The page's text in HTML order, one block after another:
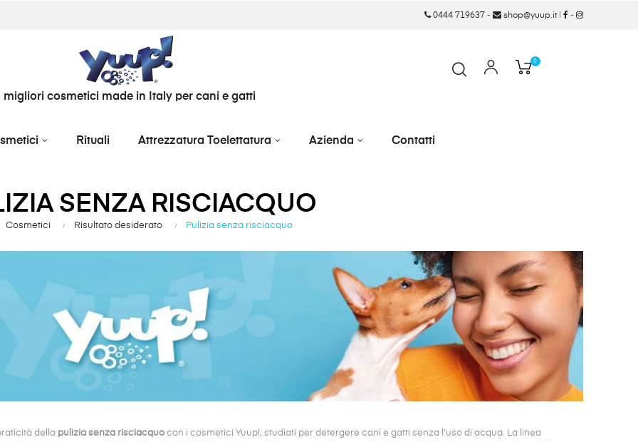
0444 719637- shop@yuup.it| -
migliori cosmetici made in Italy per cani e gatti
0
Rituali Attrezzatura Toelettatura Azienda Contatti
SENZA RISCIACQUO
Cosmetici Risultato desiderato Pulizia senza risciacquo
della pulizia senza risciacquocon i cosmetici Yuup!, studiati per detergere cani e gatti senza l’uso di acqua. La linea